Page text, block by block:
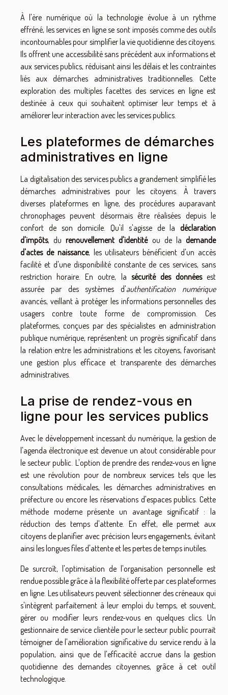
À l'ère numérique où la technologie évolue à un rythme
effréné, les services en ligne se sont imposés comme des outils
incontournables pour simplifier la vie quotidienne des citoyens.
Ils offrent une accessibilité sans précédent aux informations et
aux services publics, réduisant ainsi les délais et les contraintes
liés aux démarches administratives traditionnelles. Cette
exploration des multiples facettes des services en ligne est
destinée à ceux qui souhaitent optimiser leur temps et à
améliorer leur interaction avec les services publics.
Les plateformes de démarches
administratives en ligne
La digitalisation des services publics a grandement simplifié les
démarches administratives pour les citoyens. À travers
diverses plateformes en ligne, des procédures auparavant
chronophages peuvent désormais être réalisées depuis le
confort de son domicile. Qu'il s'agisse de la déclaration
d'impôts, durenouvellement d'identitéou de lademande
d'actes de naissance, les utilisateurs bénéficient d'un accès
facilité et d'une disponibilité constante de ces services, sans
restriction horaire. En outre, la sécurité des donnéesest
assurée par des systèmes d'authentification numérique
avancés, veillant à protéger les informations personnelles des
usagers contre toute forme de compromission. Ces
plateformes, conçues par des spécialistes en administration
publique numérique, représentent un progrès significatif dans
la relation entre les administrations et les citoyens, favorisant
une gestion plus efficace et transparente des démarches
administratives.
La prise de rendez-vous en
ligne pour les services publics
Avec le développement incessant du numérique, la gestion de
l'agenda électronique est devenue un atout considérable pour
le secteur public. L'option de prendre des rendez-vous en ligne
est une révolution pour de nombreux services tels que les
consultations médicales, les démarches administratives en
préfecture ou encore les réservations d'espaces publics. Cette
méthode moderne présente un avantage significatif : la
réduction des temps d'attente. En effet, elle permet aux
citoyens de planifier avec précision leurs engagements, évitant
ainsi les longues files d'attente et les pertes de temps inutiles.
De surcroît, l'optimisation de l'organisation personnelle est
rendue possible grâce à la flexibilité offerte par ces plateformes
en ligne. Les utilisateurs peuvent sélectionner des créneaux qui
s'intègrent parfaitement à leur emploi du temps, et souvent,
gérer ou modifier leurs rendez-vous en quelques clics. Un
gestionnaire de service clientèle pour le secteur public pourrait
témoigner de l'amélioration significative du service rendu à la
population, ainsi que de l'efficacité accrue dans la gestion
quotidienne des demandes citoyennes, grâce à cet outil
technologique.